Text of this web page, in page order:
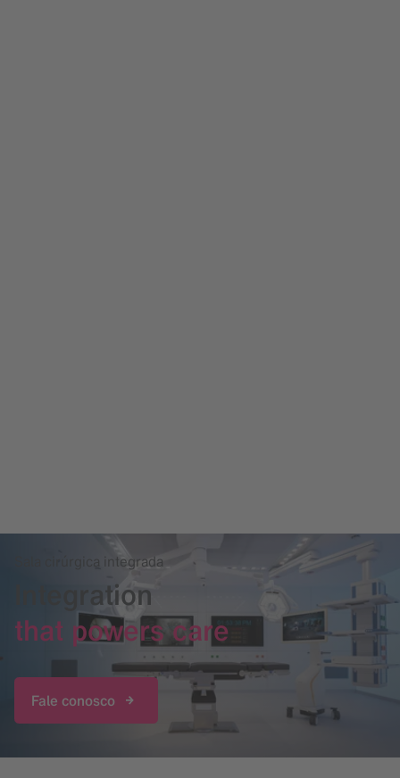
Sala cirúrgica integrada
Integration
that powers care
Fale conosco